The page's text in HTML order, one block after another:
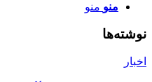
منو منو
نوشته‌ها
اخبار